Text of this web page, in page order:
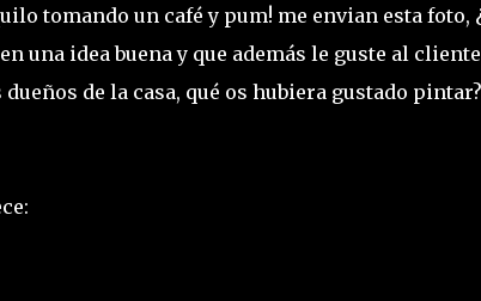
tomando un café y pum! me envian esta foto,
una idea buena y que además le guste al
de la casa, qué os hubiera gustado pintar?